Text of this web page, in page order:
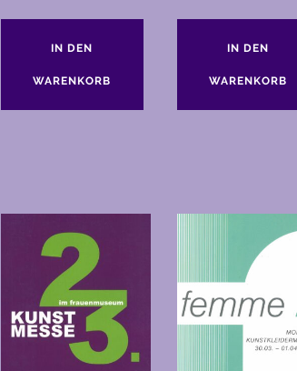
IN DEN
WARENKORB
IN DEN
WARENKORB